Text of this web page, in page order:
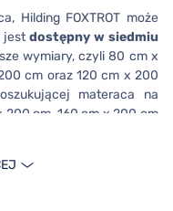
Hilding FOXTROT może
jestdostępny w siedmiu
wymiary, czyli 80 cm x
cm oraz 120 cm x 200
materaca na
200 cm, 160 cm x 200 cm